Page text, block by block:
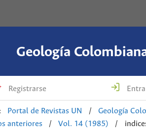
Geología
Registrarse
Portal de Revistas UN /
Geología
anteriores
/ Vol. 14 (1985) /